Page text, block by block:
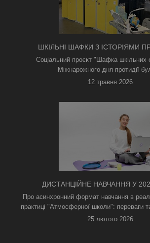
ШКІЛЬНІ ШАФКИ З ІСТОРІЯМИ
З'ЯВИЛИСЯ В КИЄВІ
Соціальний проєкт "Шафка шкільних
Міжнарожного дня протидії
12 травня 2026
ДИСТАНЦІЙНЕ НАВЧАННЯ У
ТРИВОГАМИ ТА БЕЗ СВІТЛА: ЯК
ФОРМАТ РЯТУЄ ОСВІТНІЙ
Про асинхронний формат навчання в
практиці "Атмосферної школи": переваги
25 лютого 2026